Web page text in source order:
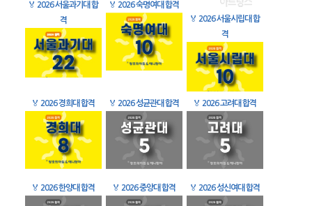
🏅 2026 서울과기대 합
격
🏅 2026 숙명여대 합격
🏅 2026 서울시립대 합
격
🏅 2026 경희대 합격 🏅 2026 성균관대 합격 🏅 2026 고려대 합격
🏅 2026 한양대 합격 🏅 2026 중앙대 합격 🏅 2026 성신여대 합격